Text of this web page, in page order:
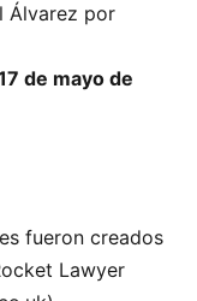
Álvarez por
de mayo de
fueron creados
Lawyer